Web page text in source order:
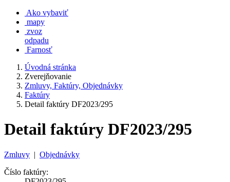
Ako vybaviť
mapy
zvoz
odpadu
Farnosť
Úvodná stránka
Zverejňovanie
Zmluvy, Faktúry, Objednávky
Faktúry
Detail faktúry DF2023/295
Detail faktúry DF2023/295
Zmluvy | Objednávky
Číslo faktúry: